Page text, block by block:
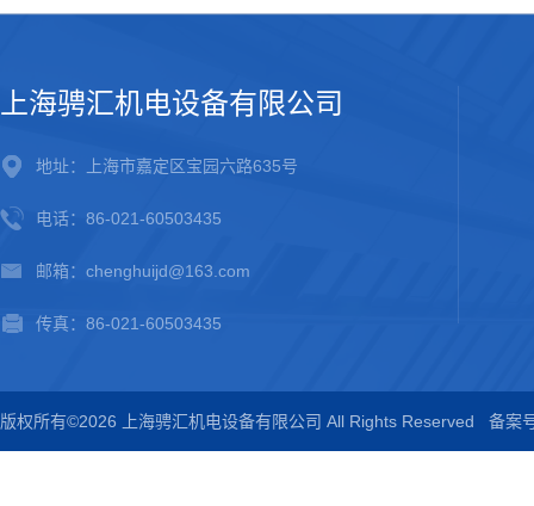
上海骋汇机电设备有限公司
地址：上海市嘉定区宝园六路635号
电话：86-021-60503435
邮箱：chenghuijd@163.com
传真：86-021-60503435
版权所有©2026 上海骋汇机电设备有限公司 All Rights Reserved 备案